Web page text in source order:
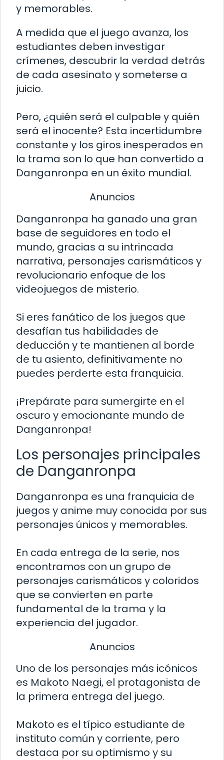
y memorables.
A medida que el juego avanza, los
estudiantes deben investigar
crímenes, descubrir la verdad detrás
de cada asesinato y someterse a
juicio.
Pero, ¿quién será el culpable y quién
será el inocente? Esta incertidumbre
constante y los giros inesperados en
la trama son lo que han convertido a
Danganronpa en un éxito mundial.
Anuncios
Danganronpa ha ganado una gran
base de seguidores en todo el
mundo, gracias a su intrincada
narrativa, personajes carismáticos y
revolucionario enfoque de los
videojuegos de misterio.
Si eres fanático de los juegos que
desafían tus habilidades de
deducción y te mantienen al borde
de tu asiento, definitivamente no
puedes perderte esta franquicia.
¡Prepárate para sumergirte en el
oscuro y emocionante mundo de
Danganronpa!
Los personajes principales
de Danganronpa
Danganronpa es una franquicia de
juegos y anime muy conocida por sus
personajes únicos y memorables.
En cada entrega de la serie, nos
encontramos con un grupo de
personajes carismáticos y coloridos
que se convierten en parte
fundamental de la trama y la
experiencia del jugador.
Anuncios
Uno de los personajes más icónicos
es Makoto Naegi, el protagonista de
la primera entrega del juego.
Makoto es el típico estudiante de
instituto común y corriente, pero
destaca por su optimismo y su